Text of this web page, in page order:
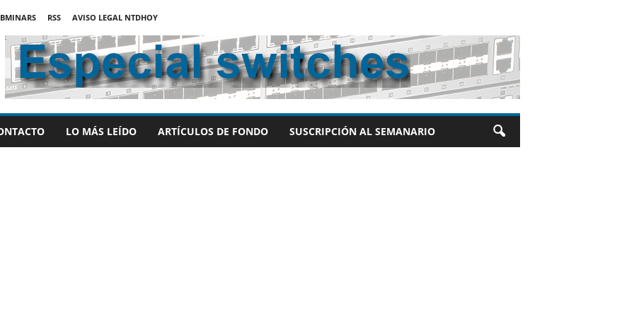
RSS
AVISO LEGAL NTDHOY
LO MÁS LEÍDO ARTÍCULOS DE FONDO SUSCRIPCIÓN AL SEMANARIO